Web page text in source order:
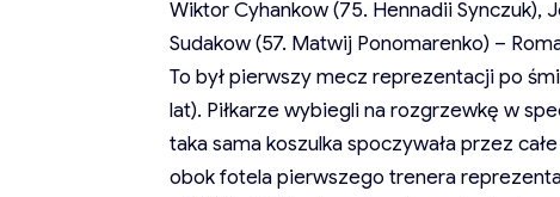
Wiktor Cyhankow (75. Hennadii Synczuk),
Sudakow (57. Matwij Ponomarenko) –
To był pierwszy mecz reprezentacji po
lat). Piłkarze wybiegli na rozgrzewkę w
taka sama koszulka spoczywała przez
obok fotela pierwszego trenera